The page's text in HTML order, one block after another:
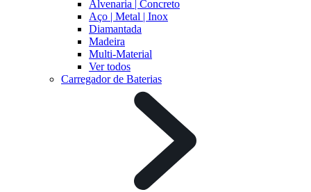
Alvenaria | Concreto
Aço | Metal | Inox
Diamantada
Madeira
Multi-Material
Ver todos
Carregador de Baterias